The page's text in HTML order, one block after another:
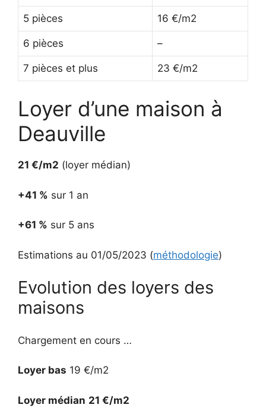
5 pièces 16 €/m2
6 pièces –
7 pièces et plus 23 €/m2
Loyer d’une maison à
Deauville
21 €/m2 (loyer médian)
+41 % sur 1 an
+61 % sur 5 ans
Estimations au 01/05/2023 (méthodologie)
Evolution des loyers des
maisons
Chargement en cours …
Loyer bas 19 €/m2
Loyer médian 21 €/m2